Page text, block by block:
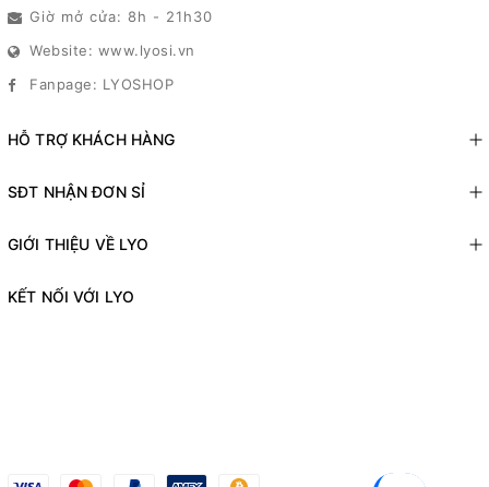
Giờ mở cửa: 8h - 21h30
Website: www.lyosi.vn
Fanpage: LYOSHOP
HỖ TRỢ KHÁCH HÀNG
SĐT NHẬN ĐƠN SỈ
GIỚI THIỆU VỀ LYO
KẾT NỐI VỚI LYO